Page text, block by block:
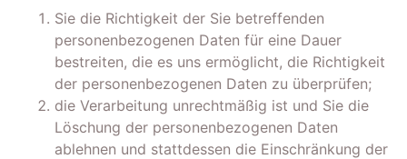
Sie die Richtigkeit der Sie betreffenden
personenbezogenen Daten für eine Dauer
bestreiten, die es uns ermöglicht, die Richtigkeit
der personenbezogenen Daten zu überprüfen;
die Verarbeitung unrechtmäßig ist und Sie die
Löschung der personenbezogenen Daten
ablehnen und stattdessen die Einschränkung der